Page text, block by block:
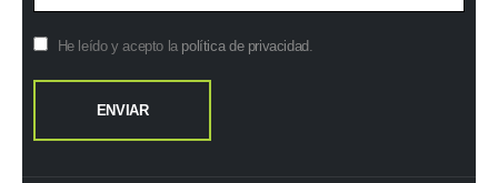
He leído y acepto la política de privacidad